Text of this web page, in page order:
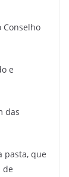
e
das
pasta, que
de